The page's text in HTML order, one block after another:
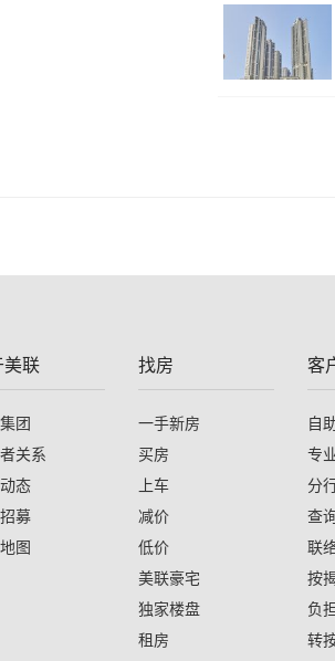
美联
团
关系
态
募
图
找房
一手新房
买房
上车
减价
低价
美联豪宅
独家楼盘
租房
客
自
专
分
查
联
按
负
转